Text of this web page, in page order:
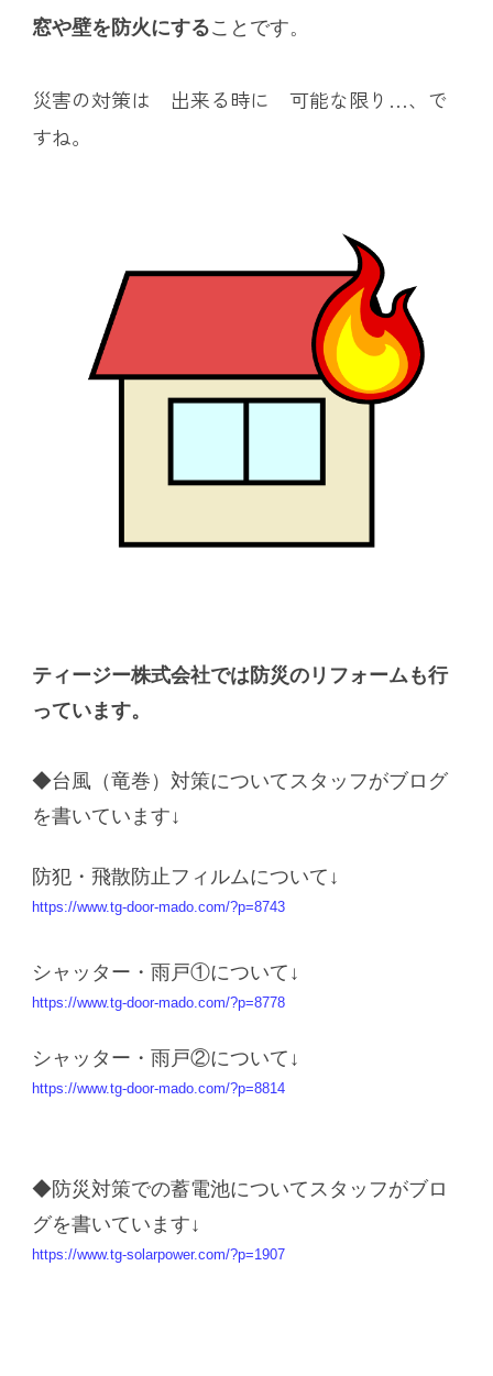
窓や壁を防火にすることです。
災害の対策は 出来る時に 可能な限り…、で
すね。
ティージー株式会社では防災のリフォームも行
っています。
◆台風（竜巻）対策についてスタッフがブログ
を書いています↓
防犯・飛散防止フィルムについて↓
https://www.tg-door-mado.com/?p=8743
シャッター・雨戸①について↓
https://www.tg-door-mado.com/?p=8778
シャッター・雨戸②について↓
https://www.tg-door-mado.com/?p=8814
◆防災対策での蓄電池についてスタッフがブロ
グを書いています↓
https://www.tg-solarpower.com/?p=1907